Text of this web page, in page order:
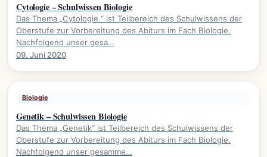
Cytologie – Schulwissen Biologie
Das Thema „Cytologie “ ist Teilbereich des Schulwissens der
Oberstufe zur Vorbereitung des Abiturs im Fach Biologie.
Nachfolgend unser gesa…
09. Juni 2020
Biologie
Genetik – Schulwissen Biologie
Das Thema „Genetik“ ist Teilbereich des Schulwissens der
Oberstufe zur Vorbereitung des Abiturs im Fach Biologie.
Nachfolgend unser gesamme…